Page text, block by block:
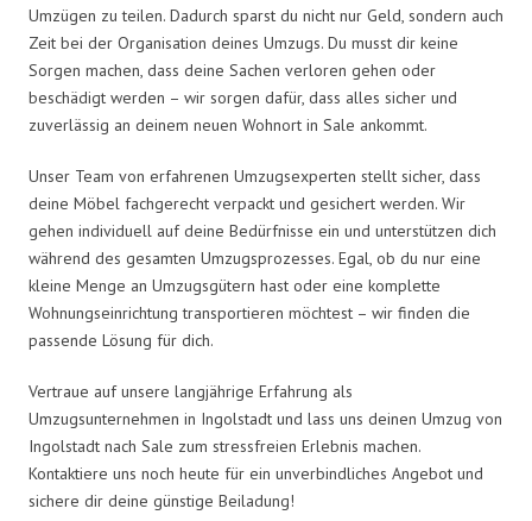
Umzügen zu teilen. Dadurch sparst du nicht nur Geld, sondern auch
Zeit bei der Organisation deines Umzugs. Du musst dir keine
Sorgen machen, dass deine Sachen verloren gehen oder
beschädigt werden – wir sorgen dafür, dass alles sicher und
zuverlässig an deinem neuen Wohnort in Sale ankommt.
Unser Team von erfahrenen Umzugsexperten stellt sicher, dass
deine Möbel fachgerecht verpackt und gesichert werden. Wir
gehen individuell auf deine Bedürfnisse ein und unterstützen dich
während des gesamten Umzugsprozesses. Egal, ob du nur eine
kleine Menge an Umzugsgütern hast oder eine komplette
Wohnungseinrichtung transportieren möchtest – wir finden die
passende Lösung für dich.
Vertraue auf unsere langjährige Erfahrung als
Umzugsunternehmen in Ingolstadt und lass uns deinen Umzug von
Ingolstadt nach Sale zum stressfreien Erlebnis machen.
Kontaktiere uns noch heute für ein unverbindliches Angebot und
sichere dir deine günstige Beiladung!